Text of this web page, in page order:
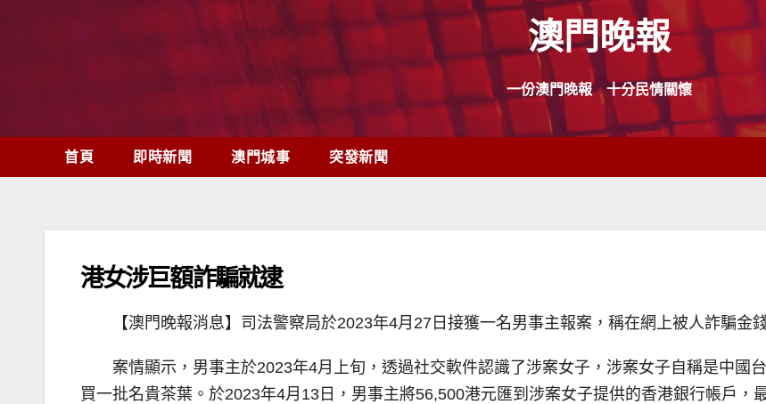
澳門晚報
一份澳門晚報 十分民情關懷
首頁 即時新聞 澳門城事 突發新聞
港女涉巨額詐騙就逮
【澳門晚報消息】司法警察局於2023年4月27日接獲一名男事主報案，稱在網上被人詐騙金
案情顯示，男事主於2023年4月上旬，透過社交軟件認識了涉案女子，涉案女子自稱是中國
買一批名貴茶葉。於2023年4月13日，男事主將56,500港元匯到涉案女子提供的香港銀行帳戶，